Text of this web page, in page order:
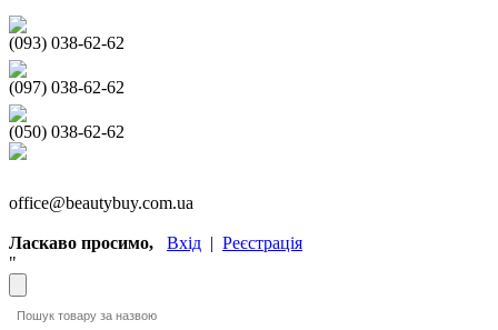
(093) 038-62-62
(097) 038-62-62
(050) 038-62-62
office@beautybuy.com.ua
Ласкаво просимо, Вхід | Реєстрація
"